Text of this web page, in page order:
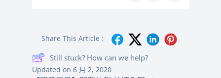
Share This Article :
Still stuck? How can we help?
Updated on 6 月 2, 2020